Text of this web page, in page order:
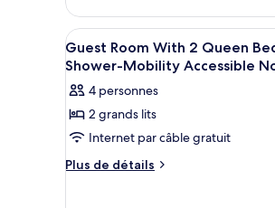
queen-
size,
Non-
fumeurs.,
Accessible
aux
personnes
à
le
type
de
chambre
grands
lits
queen-
size,
Non-
fumeurs.,
Afficher
toutes
les
photos
pour
ce
type
1
Guest Room With 2 Queen
Shower-Mobility Accessible
4 personnes
2 grands lits
Internet par câble gratuit
Plus de détails
Plus